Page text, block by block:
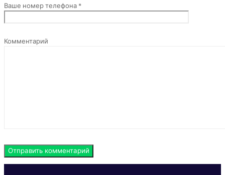
Комментарий
Ваше номер телефона *